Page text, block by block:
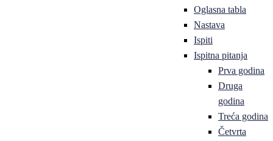
Oglasna tabla
Nastava
Ispiti
Ispitna pitanja
Prva godina
Druga
godina
Treća godina
Četvrta